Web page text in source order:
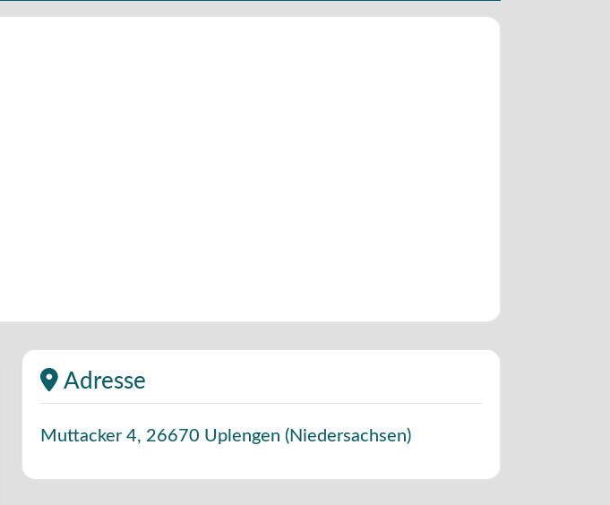
Adresse
Muttacker 4, 26670 Uplengen ( Niedersachsen)